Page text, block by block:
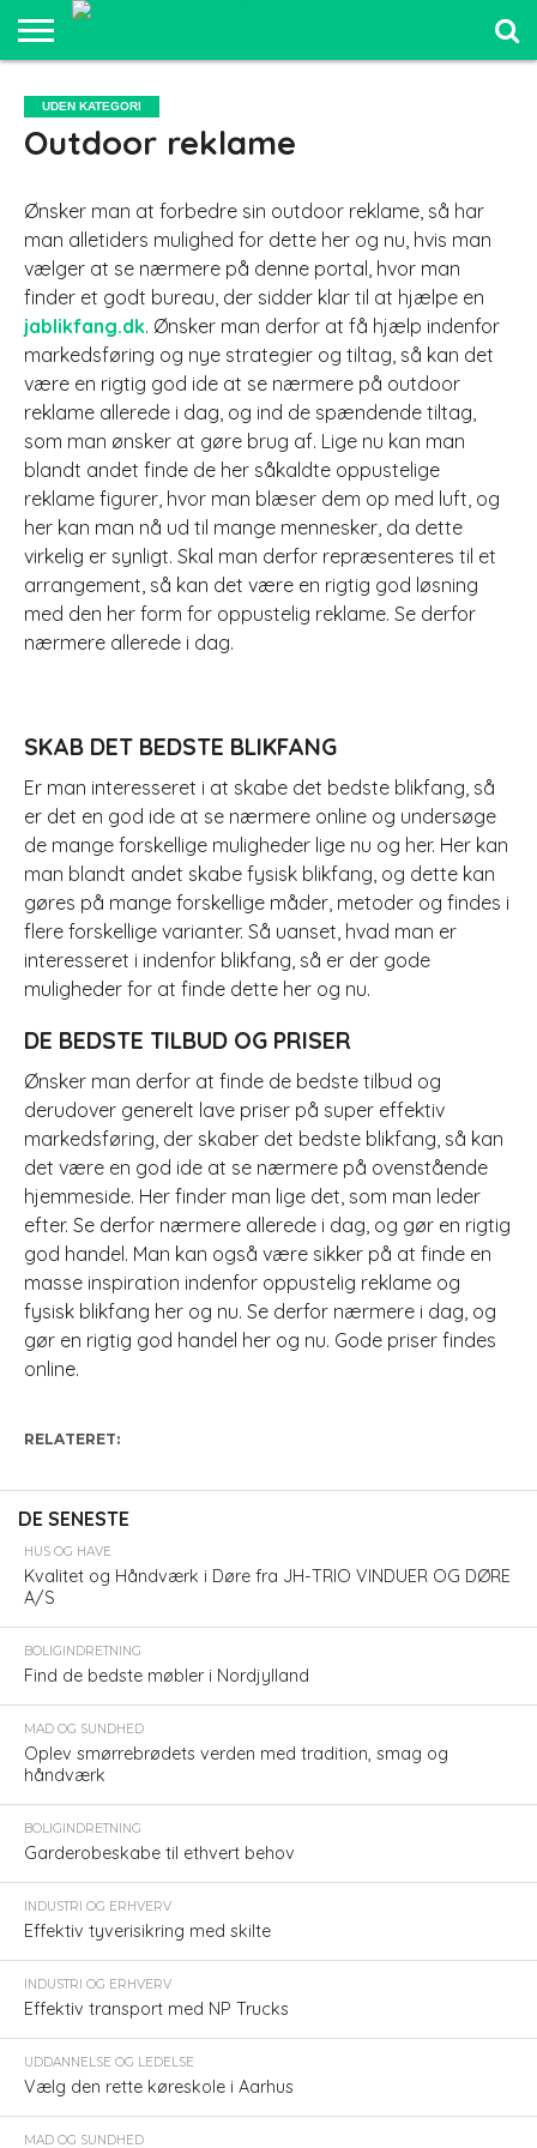
FRILUFTSLIV
COMPUTER
OG IT
OG
SJOV
ELEKTRONIK
MAD OG
SUNDHED
UDDANNELSE
OG LEDELSE
UDEN KATEGORI
Outdoor reklame
Ønsker man at forbedre sin outdoor reklame, så har
man alletiders mulighed for dette her og nu, hvis man
vælger at se nærmere på denne portal, hvor man
finder et godt bureau, der sidder klar til at hjælpe en
jablikfang.dk. Ønsker man derfor at få hjælp indenfor
markedsføring og nye strategier og tiltag, så kan det
være en rigtig god ide at se nærmere på outdoor
reklame allerede i dag, og ind de spændende tiltag,
som man ønsker at gøre brug af. Lige nu kan man
blandt andet finde de her såkaldte oppustelige
reklame figurer, hvor man blæser dem op med luft, og
her kan man nå ud til mange mennesker, da dette
virkelig er synligt. Skal man derfor repræsenteres til et
arrangement, så kan det være en rigtig god løsning
med den her form for oppustelig reklame. Se derfor
nærmere allerede i dag.
SKAB DET BEDSTE BLIKFANG
Er man interesseret i at skabe det bedste blikfang, så
er det en god ide at se nærmere online og undersøge
de mange forskellige muligheder lige nu og her. Her kan
man blandt andet skabe fysisk blikfang, og dette kan
gøres på mange forskellige måder, metoder og findes i
flere forskellige varianter. Så uanset, hvad man er
interesseret i indenfor blikfang, så er der gode
muligheder for at finde dette her og nu.
DE BEDSTE TILBUD OG PRISER
Ønsker man derfor at finde de bedste tilbud og
derudover generelt lave priser på super effektiv
markedsføring, der skaber det bedste blikfang, så kan
det være en god ide at se nærmere på ovenstående
hjemmeside. Her finder man lige det, som man leder
efter. Se derfor nærmere allerede i dag, og gør en rigtig
god handel. Man kan også være sikker på at finde en
masse inspiration indenfor oppustelig reklame og
fysisk blikfang her og nu. Se derfor nærmere i dag, og
gør en rigtig god handel her og nu. Gode priser findes
online.
RELATERET:
DE SENESTE
HUS OG HAVE
Kvalitet og Håndværk i Døre fra JH-TRIO VINDUER OG DØRE
A/S
BOLIGINDRETNING
Find de bedste møbler i Nordjylland
MAD OG SUNDHED
Oplev smørrebrødets verden med tradition, smag og
håndværk
BOLIGINDRETNING
Garderobeskabe til ethvert behov
INDUSTRI OG ERHVERV
Effektiv tyverisikring med skilte
INDUSTRI OG ERHVERV
Effektiv transport med NP Trucks
UDDANNELSE OG LEDELSE
Vælg den rette køreskole i Aarhus
MAD OG SUNDHED